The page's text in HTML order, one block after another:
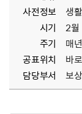
사전정보
생
시기
2월
주기
매년
공표위치
바
담당부서
보